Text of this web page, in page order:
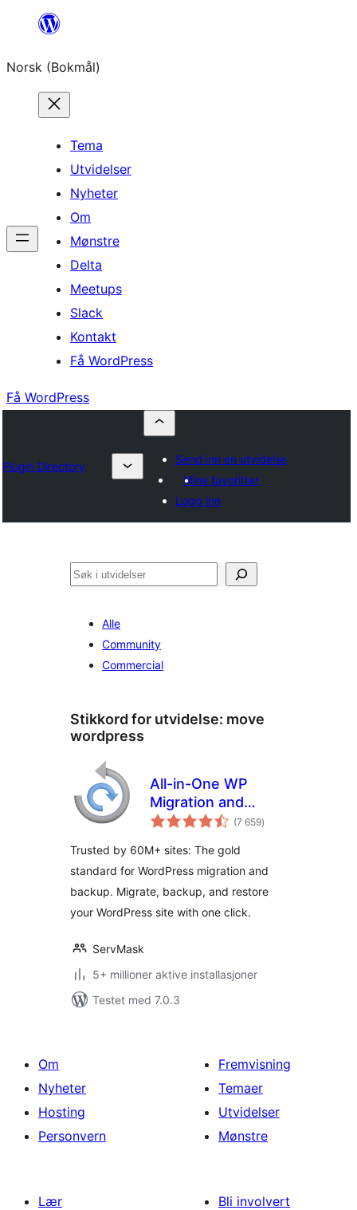
Hopp
innhold
Norsk (Bokmål)
Tema
Utvidelser
Nyheter
Om
Mønstre
Delta
Meetups
Slack
Kontakt
Få WordPress
Få WordPress
Plugin Directory
Send inn en utvidelse
Mine favoritter
Logg inn
Søk
Alle
Community
Commercial
Stikkord for utvidelse: move
wordpress
All-in-One WP
Migration and
Backup
(7 659totale
vurderinger
)
Trusted by 60M+ sites: The gold
standard for WordPress migration and
backup. Migrate, backup, and restore
your WordPress site with one click.
ServMask
5+ millioner aktive installasjoner
Testet med 7.0.3
Om
Nyheter
Hosting
Personvern
Fremvisning
Temaer
Utvidelser
Mønstre
Lær
Bli involvert